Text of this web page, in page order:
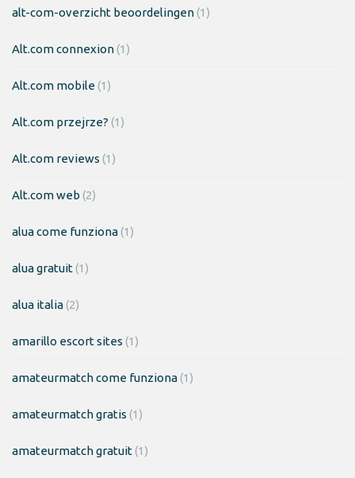
alt-com-overzicht beoordelingen(1)
Alt.com connexion(1)
Alt.com mobile(1)
Alt.com przejrze? (1)
Alt.com reviews (1)
Alt.com web (2)
alua come funziona(1)
alua gratuit(1)
alua italia(2)
amarillo escort sites (1)
amateurmatch come funziona(1)
amateurmatch gratis (1)
amateurmatch gratuit(1)